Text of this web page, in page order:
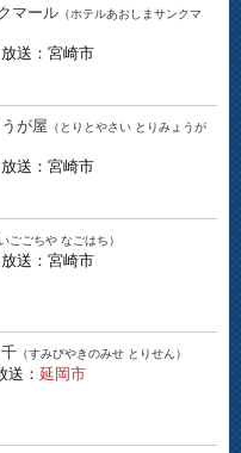
マール （ホテルあおしまサンクマ
送：宮崎市
が屋 （とりとやさい とりみょうが
送：宮崎市
いごごちや なごはち）
送：宮崎市
（すみびやきのみせ とりせん）
送： 延岡市